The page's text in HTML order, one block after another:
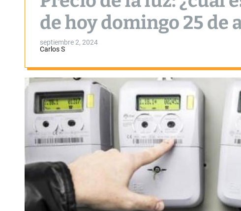
de hoy domingo 25 de
septiembre 2, 2024
Carlos S